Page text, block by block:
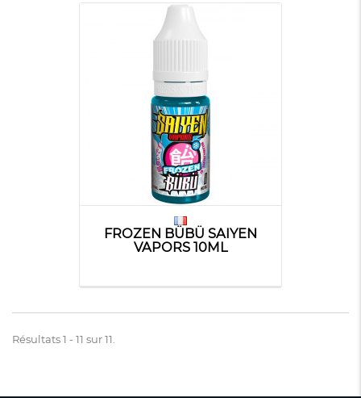
FROZEN BÜBÜ SAIYEN
VAPORS 10ML
Résultats 1 - 11 sur 11.